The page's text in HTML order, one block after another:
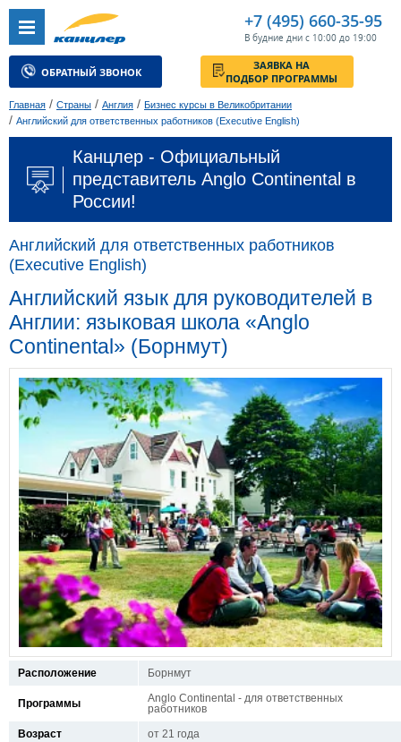
+7 (495) 660-35-95
В будние дни с 10:00 до 19:00
ОБРАТНЫЙ ЗВОНОК
ЗАЯВКА НА
ПОДБОР ПРОГРАММЫ
Главная / Страны / Англия / Бизнес курсы в Великобритании
/ Английский для ответственных работников (Executive English)
Канцлер - Официальный
представитель Anglo Continental в
России!
Английский для ответственных работников
(Executive English)
Английский язык для руководителей в
Англии: языковая школа «Anglo
Continental» (Борнмут)
Расположение Борнмут
Программы
Anglo Continental - для ответственных
работников
Возраст
от 21 года